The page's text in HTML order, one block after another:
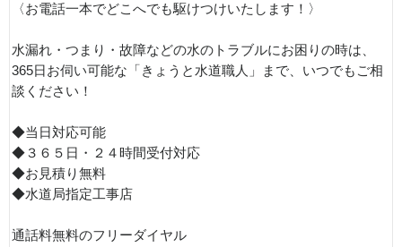
〈お電話一本でどこへでも駆けつけいたします！〉
水漏れ・つまり・故障などの水のトラブルにお困りの時は、
365日お伺い可能な「きょうと水道職人」まで、いつでもご相
談ください！
◆当日対応可能
◆３６５日・２４時間受付対応
◆お見積り無料
◆水道局指定工事店
通話料無料のフリーダイヤル